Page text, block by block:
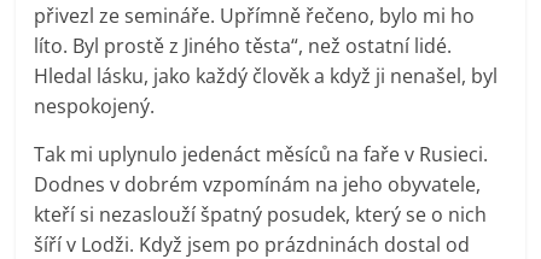
přivezl ze semináře. Upřímně řečeno, bylo mi ho
líto. Byl prostě z Jiného těsta“, než ostatní lidé.
Hledal lásku, jako každý člověk a když ji nenašel, byl
nespokojený.
Tak mi uplynulo jedenáct měsíců na faře v Rusieci.
Dodnes v dobrém vzpomínám na jeho obyvatele,
kteří si nezaslouží špatný posudek, který se o nich
šíří v Lodži. Když jsem po prázdninách dostal od